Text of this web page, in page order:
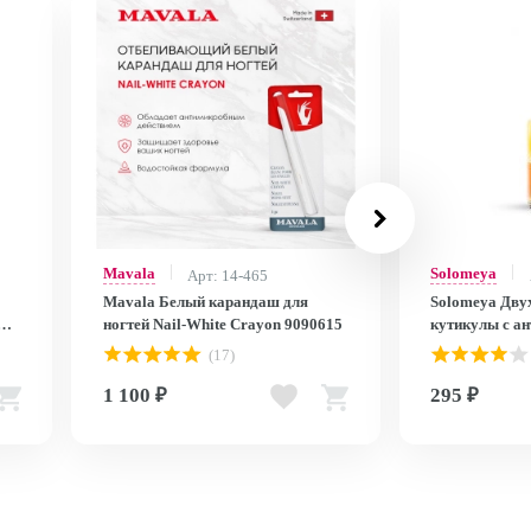
Mavala
Арт: 14-465
Mavala Белый карандаш для
ногтей Nail-White Crayon 9090615
(17)
1 100 ₽
Solomeya
Solomeya
кутикулы с
Сочный
grapefruit 12
295 ₽